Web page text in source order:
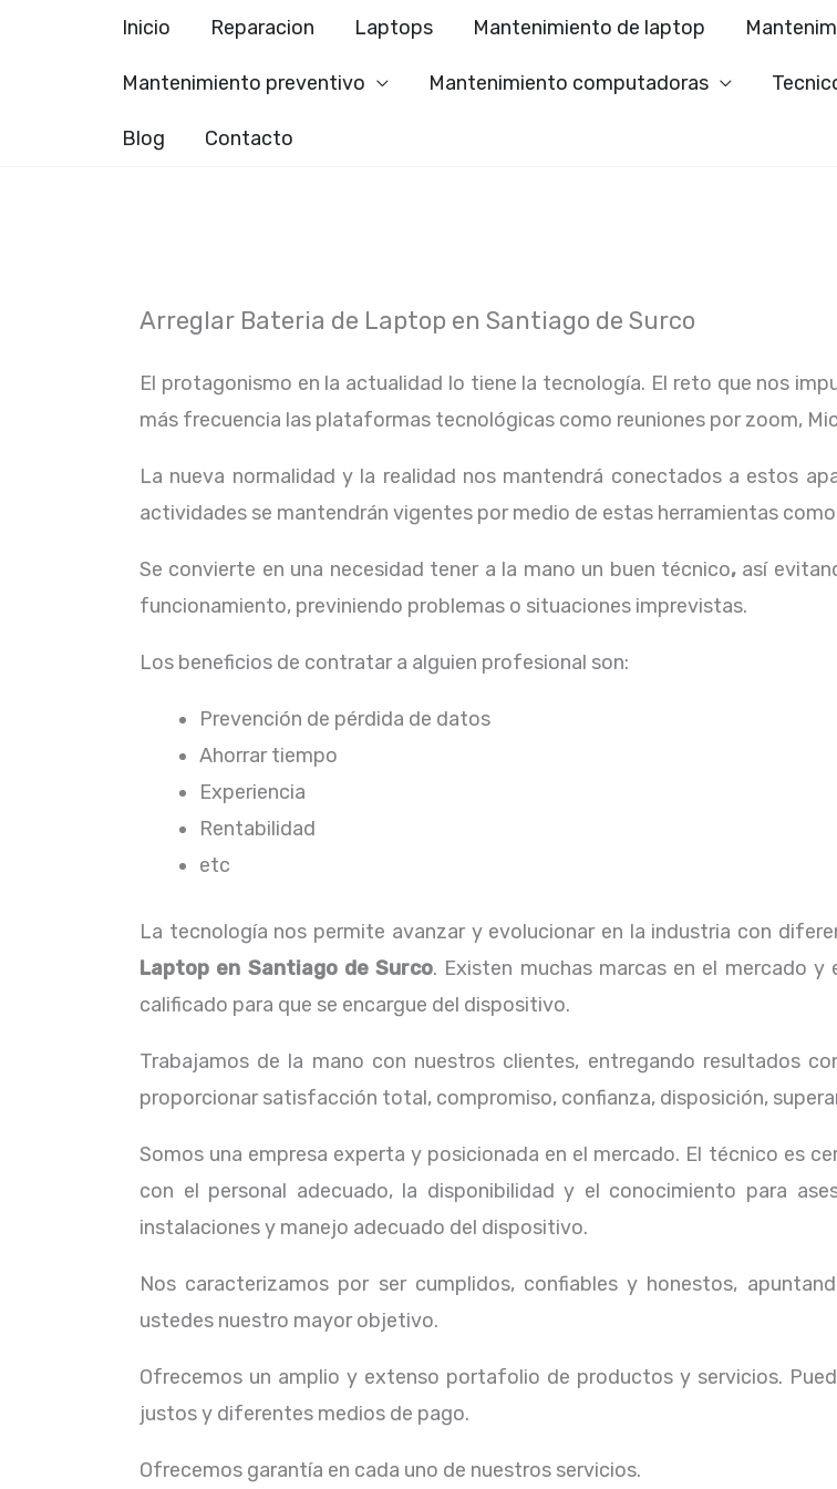
Inicio Reparacion Laptops Mantenimiento de laptop
Mantenimiento preventivo Mantenimiento computadoras
Blog Contacto
Arreglar Bateria de Laptop en Santiago de Surco
El protagonismo en la actualidad lo tiene la tecnología. El reto que nos
más frecuencia las plataformas tecnológicas como reuniones por zoom,
La nueva normalidad y la realidad nos mantendrá conectados a estos
actividades se mantendrán vigentes por medio de estas herramientas
Se convierte en una necesidad tener a la mano un buen técnico, así
funcionamiento, previniendo problemas o situaciones imprevistas.
Los beneficios de contratar a alguien profesional son:
Prevención de pérdida de datos
Ahorrar tiempo
Experiencia
Rentabilidad
etc
La tecnología nos permite avanzar y evolucionar en la industria con
Laptop en Santiago de Surco. Existen muchas marcas en el mercado
calificado para que se encargue del dispositivo.
Trabajamos de la mano con nuestros clientes, entregando resultados
proporcionar satisfacción total, compromiso, confianza, disposición,
Somos una empresa experta y posicionada en el mercado. El técnico es
con el personal adecuado, la disponibilidad y el conocimiento para
instalaciones y manejo adecuado del dispositivo.
Nos caracterizamos por ser cumplidos, confiables y honestos,
ustedes nuestro mayor objetivo.
Ofrecemos un amplio y extenso portafolio de productos y servicios.
justos y diferentes medios de pago.
Ofrecemos garantía en cada uno de nuestros servicios.